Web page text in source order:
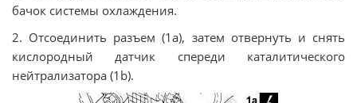
бачок системы охлаждения.
2. Отсоединить разъем (1а), затем отвернуть и снять
кислородный датчик спереди каталитического
нейтрализатора (1b).